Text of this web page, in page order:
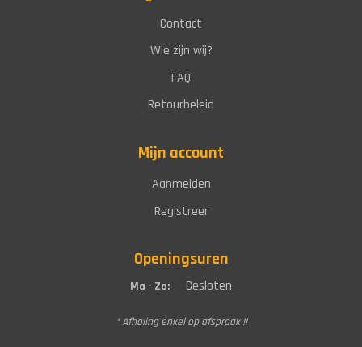
Contact
Wie zijn wij?
FAQ
Retourbeleid
Mijn account
Aanmelden
Registreer
Openingsuren
Ma - Zo: Gesloten
* Afhaling enkel op afspraak !!